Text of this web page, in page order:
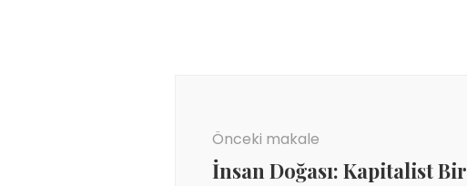
Önceki makale
İnsan Doğası: Kapitalist Bir